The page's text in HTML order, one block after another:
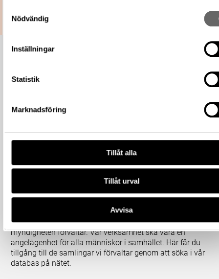
Nödvändig
Inställningar
Statistik
Marknadsföring
Tillåt alla
Tillåt urval
Avvisa
Statens historiska museer (SHM) har till uppgift att
främja kunskapen om och intresset för Sveriges historia
och att bevara och utveckla det kulturarv som
myndigheten förvaltar. Vår verksamhet ska vara en
angelägenhet för alla människor i samhället. Här får du
tillgång till de samlingar vi förvaltar genom att söka i vår
databas på nätet.